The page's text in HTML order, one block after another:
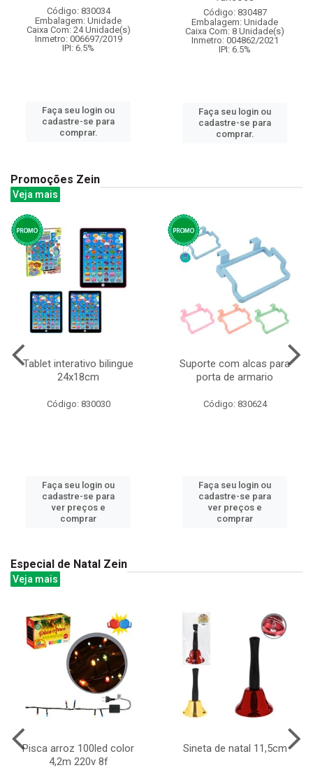
Código: 830034
Embalagem: Unidade
Caixa Com: 24 Unidade(s)
Inmetro: 006697/2019
IPI: 6.5%
Faça seu login ou
cadastre-se para
comprar.
Código: 830487
Embalagem: Unidade
Caixa Com: 8 Unidade(s)
Inmetro: 004862/2021
IPI: 6.5%
Faça seu login ou
cadastre-se para
comprar.
Promoções Zein
Veja mais
Tablet interativo bilingue
24x18cm
Código: 830030
Faça seu login ou
cadastre-se para
ver preços e
comprar
Suporte com alcas para
porta de armario
Código: 830624
Faça seu login ou
cadastre-se para
ver preços e
comprar
Especial de Natal Zein
Veja mais
Pisca arroz 100led color
4,2m 220v 8f
Sineta de natal 11,5cm